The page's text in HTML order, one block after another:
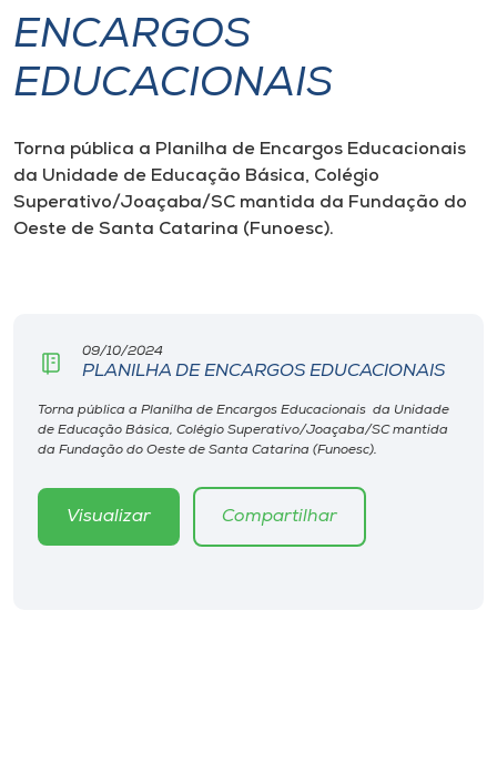
I.nova
Cultura
Editora
Rádio
Museu
ENCARGOS
EDUCACIONAIS
Torna pública a Planilha de Encargos Educacionais
da Unidade de Educação Básica, Colégio
Superativo/Joaçaba/SC mantida da Fundação do
Oeste de Santa Catarina (Funoesc).
09/10/2024
PLANILHA DE ENCARGOS EDUCACIONAIS
Torna pública a Planilha de Encargos Educacionais da Unidade
de Educação Básica, Colégio Superativo/Joaçaba/SC mantida
da Fundação do Oeste de Santa Catarina (Funoesc).
Visualizar Compartilhar